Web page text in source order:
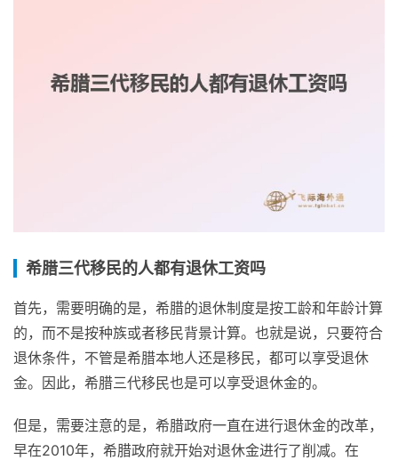
希腊三代移民的人都有退休工资吗
首先，需要明确的是，希腊的退休制度是按工龄和年龄计算
的，而不是按种族或者移民背景计算。也就是说，只要符合
退休条件，不管是希腊本地人还是移民，都可以享受退休
金。因此，希腊三代移民也是可以享受退休金的。
但是，需要注意的是，希腊政府一直在进行退休金的改革，
早在2010年，希腊政府就开始对退休金进行了削减。在